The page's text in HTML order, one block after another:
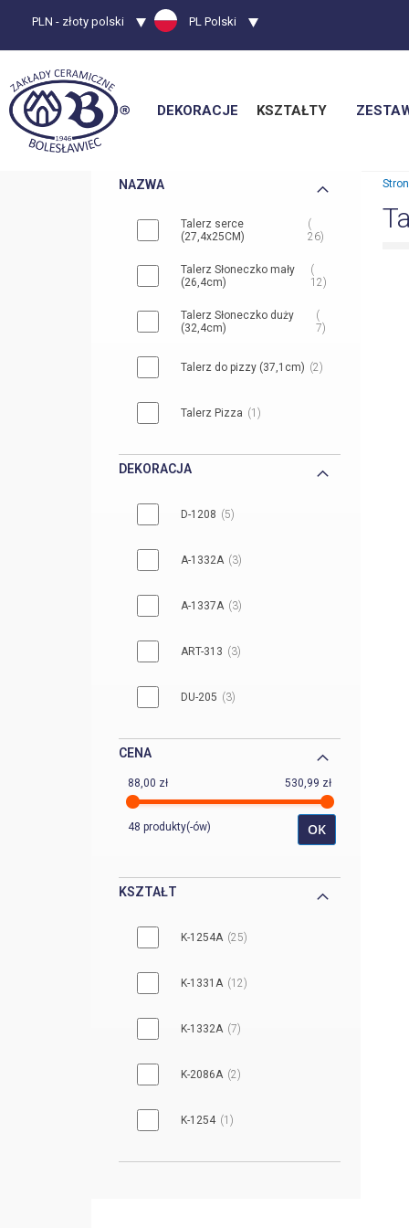
Waluta
PLN - złoty polski Język PL Polski
DEKORACJE KSZTAŁTY
NAZWA
Talerz serce
(27,4x25CM)
26
Talerz Słoneczko mały
(26,4cm)
12
Talerz Słoneczko duży
(32,4cm)
7
Talerz do pizzy (37,1cm) 2
Talerz Pizza 1
DEKORACJA
D-1208 5
A-1332A 3
A-1337A 3
ART-313 3
DU-205 3
A-166A 2
DU-155
DU-184 2
CENA
88,00 zł 530,99 zł
48 produkty(-ów) OK
KSZTAŁT
K-1254A 25
K-1331A 12
K-1332A 7
K-2086A 2
K-1254 1
K-1830A 1